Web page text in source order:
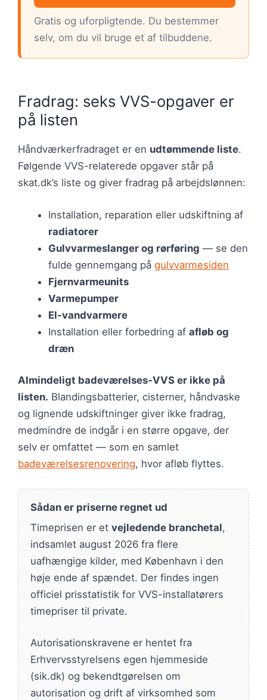
Gratis og uforpligtende. Du bestemmer
selv, om du vil bruge et af tilbuddene.
Fradrag: seks VVS-opgaver er
på listen
Håndværkerfradraget er en udtømmende liste.
Følgende VVS-relaterede opgaver står på
skat.dk’s liste og giver fradrag på arbejdslønnen:
Installation, reparation eller udskiftning af
radiatorer
Gulvvarmeslanger og rørføring — se den
fulde gennemgang på gulvvarmesiden
Fjernvarmeunits
Varmepumper
El-vandvarmere
Installation eller forbedring af afløb og
dræn
Almindeligt badeværelses-VVS er ikke på
listen. Blandingsbatterier, cisterner, håndvaske
og lignende udskiftninger giver ikke fradrag,
medmindre de indgår i en større opgave, der
selv er omfattet — som en samlet
badeværelsesrenovering, hvor afløb flyttes.
Sådan er priserne regnet ud
Timeprisen er et vejledende branchetal,
indsamlet august 2026 fra flere
uafhængige kilder, med København i den
høje ende af spændet. Der findes ingen
officiel prisstatistik for VVS-installatørers
timepriser til private.
Autorisationskravene er hentet fra
Erhvervsstyrelsens egen hjemmeside
(sik.dk) og bekendtgørelsen om
autorisation og drift af virksomhed som